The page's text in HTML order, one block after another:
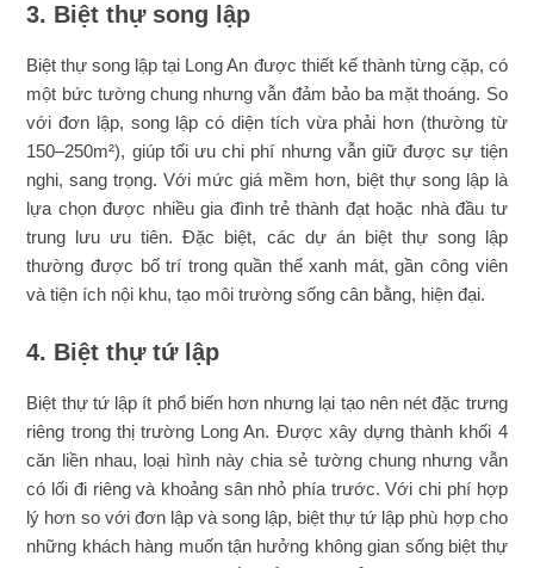
3. Biệt thự song lập
Biệt thự song lập tại Long An được thiết kế thành từng cặp, có
một bức tường chung nhưng vẫn đảm bảo ba mặt thoáng. So
với đơn lập, song lập có diện tích vừa phải hơn (thường từ
150–250m²), giúp tối ưu chi phí nhưng vẫn giữ được sự tiện
nghi, sang trọng. Với mức giá mềm hơn, biệt thự song lập là
lựa chọn được nhiều gia đình trẻ thành đạt hoặc nhà đầu tư
trung lưu ưu tiên. Đặc biệt, các dự án biệt thự song lập
thường được bố trí trong quần thể xanh mát, gần công viên
và tiện ích nội khu, tạo môi trường sống cân bằng, hiện đại.
4. Biệt thự tứ lập
Biệt thự tứ lập ít phổ biến hơn nhưng lại tạo nên nét đặc trưng
riêng trong thị trường Long An. Được xây dựng thành khối 4
căn liền nhau, loại hình này chia sẻ tường chung nhưng vẫn
có lối đi riêng và khoảng sân nhỏ phía trước. Với chi phí hợp
lý hơn so với đơn lập và song lập, biệt thự tứ lập phù hợp cho
những khách hàng muốn tận hưởng không gian sống biệt thự